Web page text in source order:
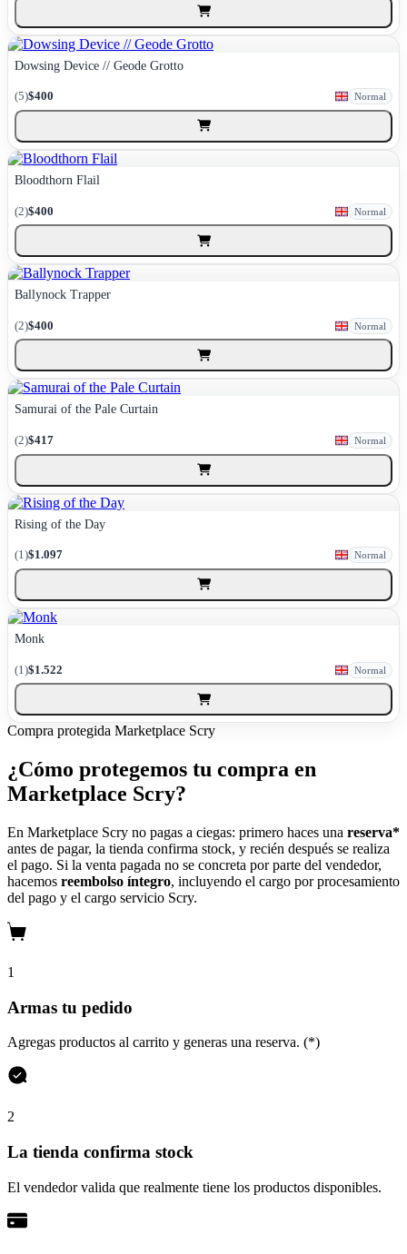
Dowsing Device // Geode Grotto
(5)$400 Normal
Bloodthorn Flail
(2)$400 Normal
Ballynock Trapper
(2)$400 Normal
Samurai of the Pale Curtain
(2)$417 Normal
Rising of the Day
(1)$1.097 Normal
Monk
(1)$1.522 Normal
Compra protegida Marketplace Scry
¿Cómo protegemos tu compra en
Marketplace Scry?
En Marketplace Scry no pagas a ciegas: primero haces una reserva*
antes de pagar, la tienda confirma stock, y recién después se realiza
el pago. Si la venta pagada no se concreta por parte del vendedor,
hacemos reembolso íntegro, incluyendo el cargo por procesamiento
del pago y el cargo servicio Scry.
1
Armas tu pedido
Agregas productos al carrito y generas una reserva. (*)
2
La tienda confirma stock
El vendedor valida que realmente tiene los productos disponibles.